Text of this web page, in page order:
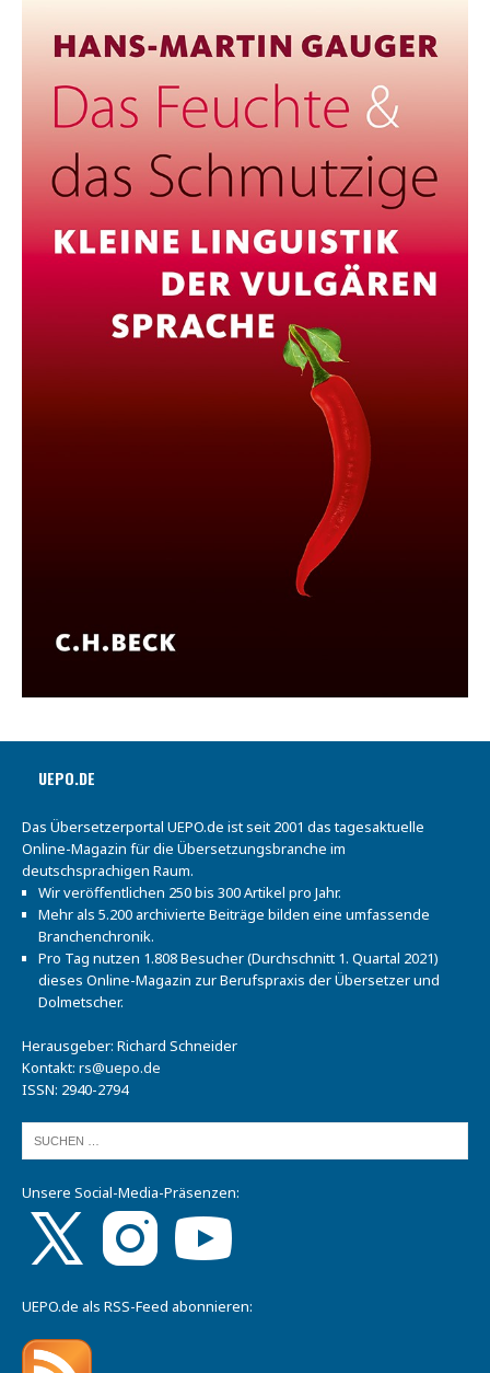
UEPO.DE
Das Übersetzerportal UEPO.de ist seit 2001 das tagesaktuelle
Online-Magazin für die Übersetzungsbranche im
deutschsprachigen Raum.
Wir veröffentlichen 250 bis 300 Artikel pro Jahr.
Mehr als 5.200 archivierte Beiträge bilden eine umfassende
Branchenchronik.
Pro Tag nutzen 1.808 Besucher (Durchschnitt 1. Quartal 2021)
dieses Online-Magazin zur Berufspraxis der Übersetzer und
Dolmetscher.
Herausgeber: Richard Schneider
Kontakt: rs@uepo.de
ISSN: 2940-2794
Unsere Social-Media-Präsenzen:
UEPO.de als RSS-Feed abonnieren: